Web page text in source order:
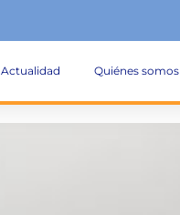
Actualidad Quiénes somos